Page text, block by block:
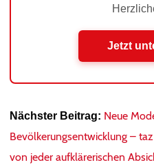
Jetzt
Nächster Beitrag: Neue
Bevölkerungsentwicklung –
von jeder aufklärerischen